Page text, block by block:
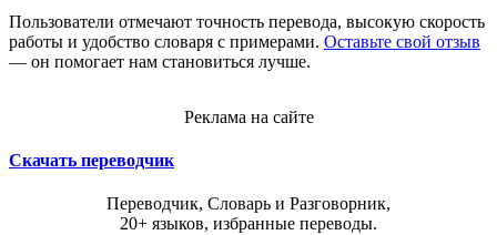
Пользователи отмечают точность перевода, высокую скорость
работы и удобство словаря с примерами. Оставьте свой отзыв
— он помогает нам становиться лучше.
Реклама на сайте
Скачать переводчик
Переводчик, Словарь и Разговорник,
20+ языков, избранные переводы.